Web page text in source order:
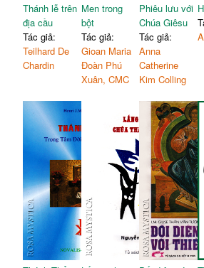
Thánh lễ trên
địa cầu
Tác giả:
Teilhard De
Chardin
Men trong
bột
Tác giả:
Gioan Maria
Đoàn Phú
Xuân, CMC
Phiêu lưu với
Chúa Giêsu
Tác giả:
Anna
Catherine
Kim Colling